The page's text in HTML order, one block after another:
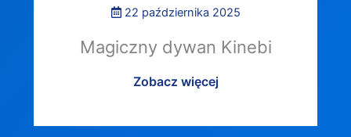
22 października 2025
Magiczny dywan Kinebi
Zobacz więcej